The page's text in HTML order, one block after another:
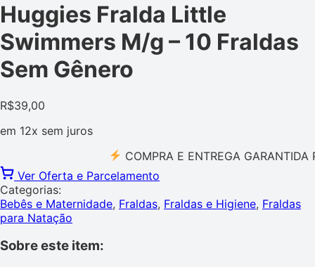
Huggies Fralda Little
Swimmers M/g – 10 Fraldas
Sem Gênero
R$39,00
em 12x sem juros
COMPRA E ENTREGA GARANTIDA PELO
Ver Oferta e Parcelamento
Categorias:
Bebês e Maternidade, Fraldas, Fraldas e Higiene, Fraldas
para Natação
Sobre este item: